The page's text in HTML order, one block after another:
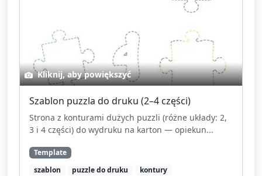
Kliknij, aby powiększyć
Szablon puzzla do druku (2–4 części)
Strona z konturami dużych puzzli (różne układy: 2,
3 i 4 części) do wydruku na karton — opiekun...
Template
szablon
puzzle do druku kontury